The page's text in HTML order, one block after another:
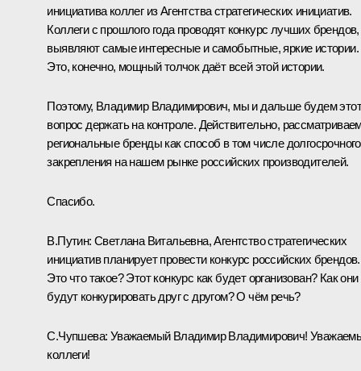
инициатива коллег из Агентства стратегических инициатив.
Коллеги с прошлого года проводят конкурс лучших брендов,
выявляют самые интересные и самобытные, яркие истории.
Это, конечно, мощный толчок даёт всей этой истории.
Поэтому, Владимир Владимирович, мы и дальше будем этот
вопрос держать на контроле. Действительно,
региональные бренды как способ в том числе долгосрочного
закрепления на нашем рынке российских производителей.
Спасибо.
В.Путин: Светлана Витальевна, Агентство стратегических
инициатив планирует провести конкурс российских брендов.
Это что такое? Этот конкурс как будет организован? Как они
будут конкурировать друг с другом? О чём речь?
С.Чупшева: Уважаемый Владимир Владимирович!
коллеги!